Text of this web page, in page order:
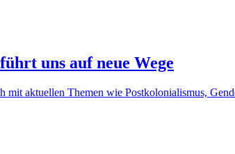
uns auf neue Wege
aktuellen Themen wie Postkolonialismus,